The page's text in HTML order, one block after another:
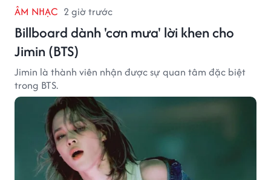
ÂM NHẠC 2 giờ trước
Billboard dành 'cơn mưa' lời khen cho
Jimin (BTS)
Jimin là thành viên nhận được sự quan tâm đặc biệt
trong BTS.